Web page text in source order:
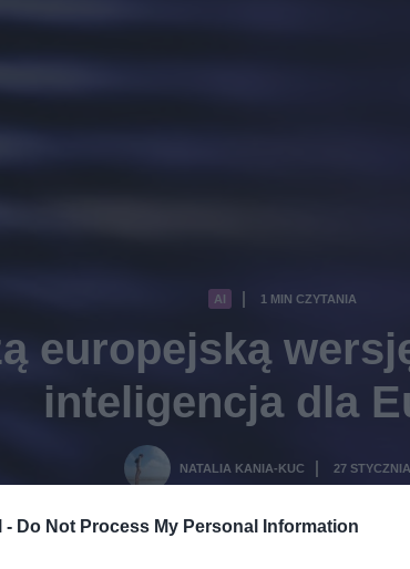
- Do Not Process My Personal Information
AI 1 MIN CZYTANIA
europejską
inteligencja dla
NATALIA KANIA-KUC 27